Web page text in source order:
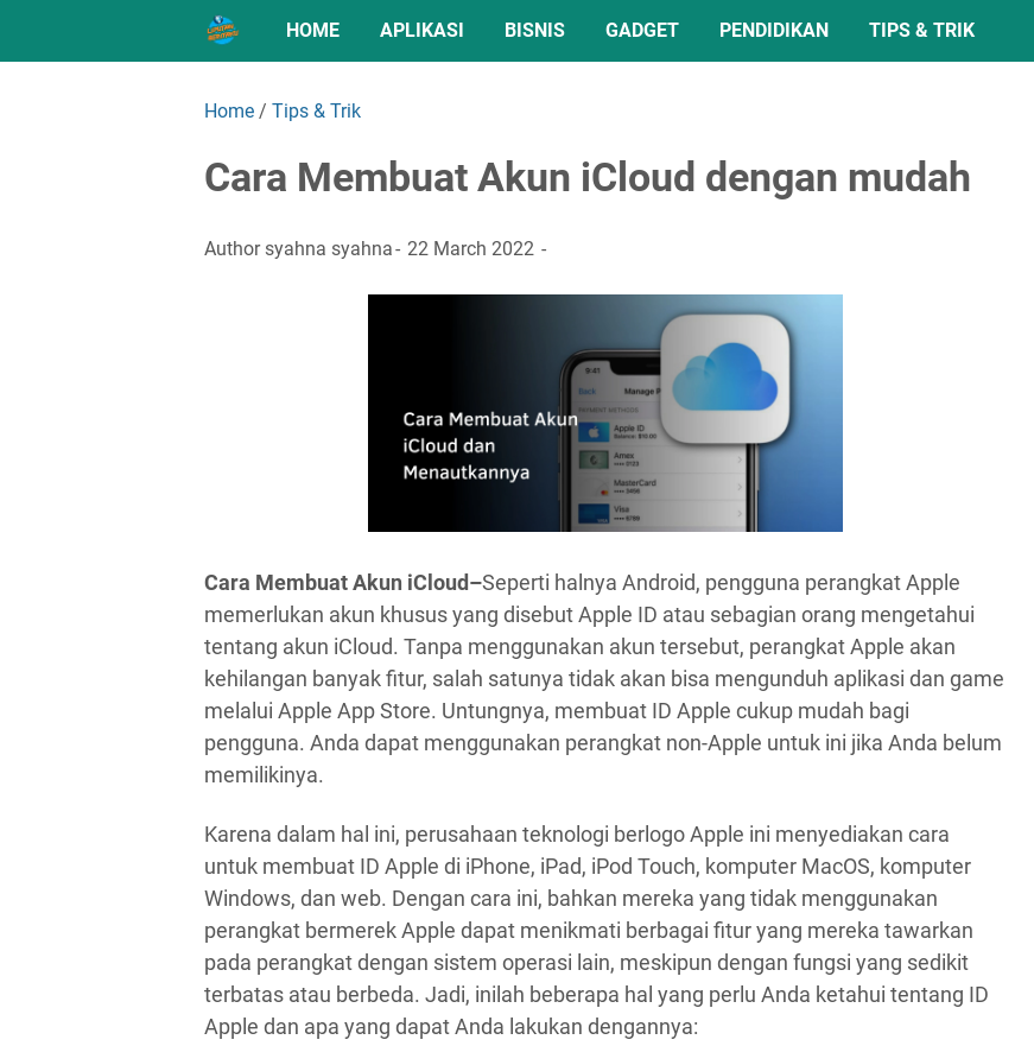
HOME APLIKASI BISNIS GADGET PENDIDIKAN TIPS & TRIK
Home / Tips & Trik
Cara Membuat Akun iCloud dengan mudah
Authorsyahna syahna 22 March 2022
Cara Membuat Akun iCloud–Seperti halnya Android, pengguna perangkat Apple
memerlukan akun khusus yang disebut Apple ID atau sebagian orang mengetahui
tentang akun iCloud. Tanpa menggunakan akun tersebut, perangkat Apple akan
kehilangan banyak fitur, salah satunya tidak akan bisa mengunduh aplikasi dan game
melalui Apple App Store. Untungnya, membuat ID Apple cukup mudah bagi
pengguna. Anda dapat menggunakan perangkat non-Apple untuk ini jika Anda belum
memilikinya.
Karena dalam hal ini, perusahaan teknologi berlogo Apple ini menyediakan cara
untuk membuat ID Apple di iPhone, iPad, iPod Touch, komputer MacOS, komputer
Windows, dan web. Dengan cara ini, bahkan mereka yang tidak menggunakan
perangkat bermerek Apple dapat menikmati berbagai fitur yang mereka tawarkan
pada perangkat dengan sistem operasi lain, meskipun dengan fungsi yang sedikit
terbatas atau berbeda. Jadi, inilah beberapa hal yang perlu Anda ketahui tentang ID
Apple dan apa yang dapat Anda lakukan dengannya: